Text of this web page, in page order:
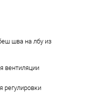
шва на лбу из
вентиляции
регулировки